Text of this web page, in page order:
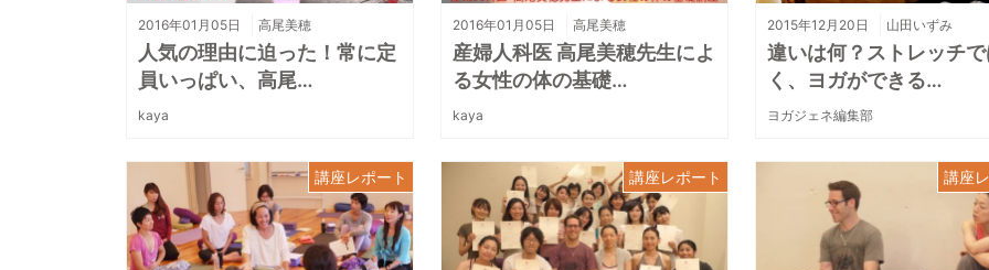
2016年01月05日 高尾美穂
人気の理由に迫った！常に定
員いっぱい、高尾…
kaya
2016年01月05日 高尾美穂
産婦人科医 高尾美穂先生によ
る女性の体の基礎…
kaya
2015年12月20日 山田いずみ
違いは何？ストレッチ
く、ヨガができる…
ヨガジェネ編集部
講座レポート 講座レポート 講座